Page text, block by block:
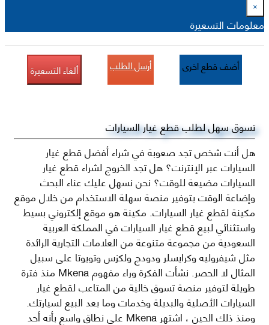
×
معلومات التسعيرة
أضف قطع اخرى أرسل الطلب ألغاء التسعيرة
تسوق سهل لطلب قطع غيار السيارات
هل أنت شخص تجد صعوبة في شراء أفضل قطع غيار
السيارات عبر الإنترنت؟ هل تجد الخروج لشراء قطع غيار
السيارات مضيعة للوقت؟ نحن نسهل عليك عناء البحث
وإضاعة الوقت بتوفير منصة سهلة الاستخدام من خلال موقع
مكينة لقطع غيار السيارات. مكينة هو موقع إلكتروني بسيط
واستثنائي لبيع قطع غيار السيارات في المملكة العربية
السعودية من مجموعة متنوعة من العلامات التجارية الرائدة
مثل شيفروليه وكرايسلر ودودج ولكزس وتويوتا على سبيل
المثال لا الحصر. نشأت الفكرة وراء مفهوم Mkena منذ فترة
طويلة لتوفير منصة تسوق خالية من المتاعب لقطع غيار
السيارات الأصلية والبديلة وخدمات وما بعد البيع لسيارتك.
ومنذ ذلك الحين ، اشتهر Mkena على نطاق واسع بأنه أحد